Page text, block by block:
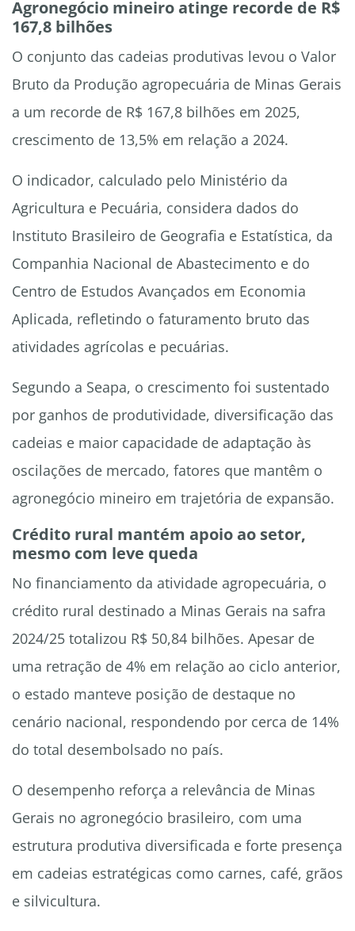
Agronegócio mineiro atinge recorde de R$
167,8 bilhões
O conjunto das cadeias produtivas levou o Valor
Bruto da Produção agropecuária de Minas Gerais
a um recorde de R$ 167,8 bilhões em 2025,
crescimento de 13,5% em relação a 2024.
O indicador, calculado pelo Ministério da
Agricultura e Pecuária, considera dados do
Instituto Brasileiro de Geografia e Estatística, da
Companhia Nacional de Abastecimento e do
Centro de Estudos Avançados em Economia
Aplicada, refletindo o faturamento bruto das
atividades agrícolas e pecuárias.
Segundo a Seapa, o crescimento foi sustentado
por ganhos de produtividade, diversificação das
cadeias e maior capacidade de adaptação às
oscilações de mercado, fatores que mantêm o
agronegócio mineiro em trajetória de expansão.
Crédito rural mantém apoio ao setor,
mesmo com leve queda
No financiamento da atividade agropecuária, o
crédito rural destinado a Minas Gerais na safra
2024/25 totalizou R$ 50,84 bilhões. Apesar de
uma retração de 4% em relação ao ciclo anterior,
o estado manteve posição de destaque no
cenário nacional, respondendo por cerca de 14%
do total desembolsado no país.
O desempenho reforça a relevância de Minas
Gerais no agronegócio brasileiro, com uma
estrutura produtiva diversificada e forte presença
em cadeias estratégicas como carnes, café, grãos
e silvicultura.